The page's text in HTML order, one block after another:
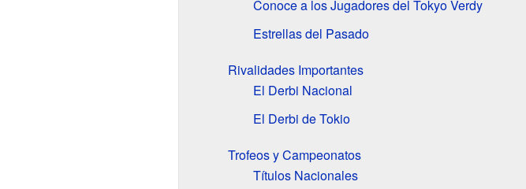
Conoce a los Jugadores del Tokyo Verdy
Estrellas del Pasado
Rivalidades Importantes
El Derbi Nacional
El Derbi de Tokio
Trofeos y Campeonatos
Títulos Nacionales